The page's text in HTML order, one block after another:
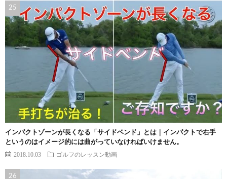
インパクトゾーンが長くなる「サイドベンド」とは｜インパクトで右手
というのはイメージ的には曲がっていなければいけません。
2018.10.03 ゴルフのレッスン動画